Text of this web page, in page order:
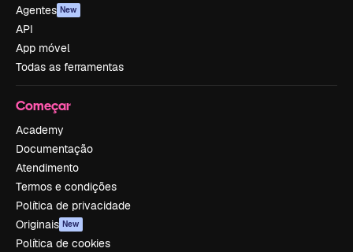
Agentes New
API
App móvel
Todas as ferramentas
Começar
Academy
Documentação
Atendimento
Termos e condições
Política de privacidade
Originais New
Política de cookies